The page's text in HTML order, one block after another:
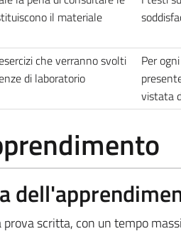
il materiale
che verranno svolti
di laboratorio
Per
vistata
scritta, con un tempo